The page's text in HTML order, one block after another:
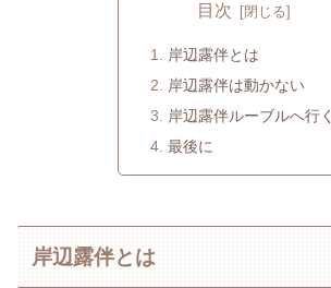
目次
岸辺露伴とは
岸辺露伴は動かない
岸辺露伴ルーブルへ行く
最後に
岸辺露伴とは